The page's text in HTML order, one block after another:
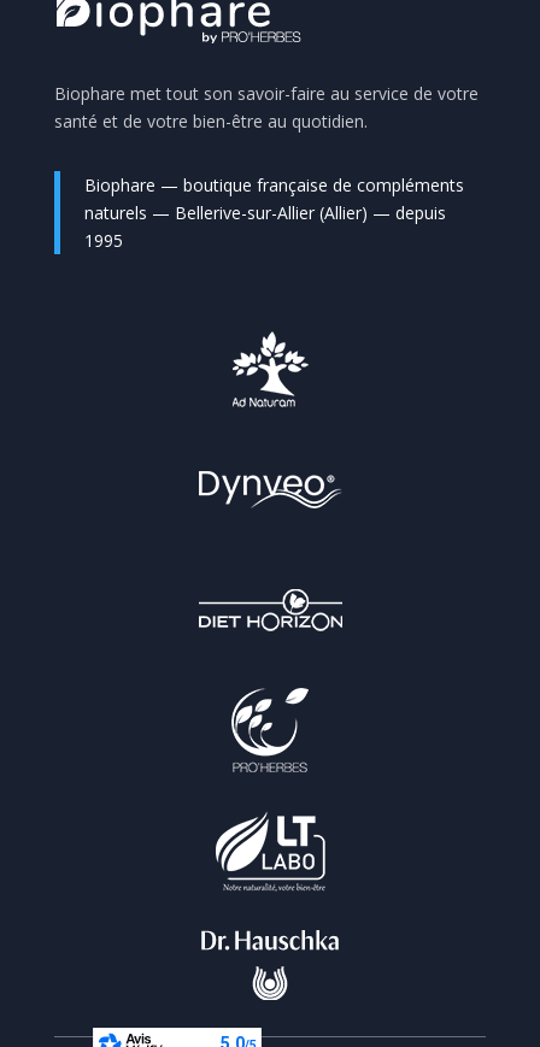
Biophare met tout son savoir-faire au service de votre
santé et de votre bien-être au quotidien.
Biophare — boutique française de compléments
naturels — Bellerive-sur-Allier (Allier) — depuis
1995